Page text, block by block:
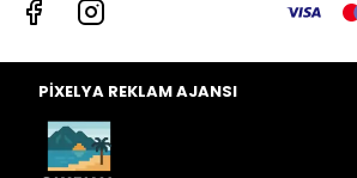
PİXELYA REKLAM AJANSI